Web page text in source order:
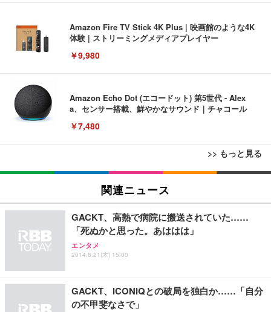
Amazon Fire TV Stick 4K Plus | 映画館のような4K
体験 | ストリーミングメディアプレイヤー
￥9,980
Amazon Echo Dot (エコードット) 第5世代 - Alex
a、センサー搭載、鮮やかなサウンド｜チャコール
￥7,480
>> もっと見る
[EdoErgo] オフィスチェア 椅子 テレワーク 疲れな
い 跳ね上げ式アームレスト コンパクト 約105度ロッ
キング pc 事務椅子 360度回転 座面昇降 強化ナイロ
ン樹脂ベース 通気性メッシュ 在宅ワーク H-WY01
(黒網+黒枠+黒足)
￥5,699
SIHOO B100 オフィスチェア／デスクチェア メッシ
EIZO ビジネス向けプレミアムモニター | FlexScan
EV3240X-WT | 31.5型4K UHD・USB Type-C・ホワ
￥105,595
EIZO ビジネス向けプレミアムモニター | FlexScan
EV2740X-WT | 27.0型4K UHD・USB Type-C・ホワ
￥109,572
Amazonベーシック ペットシーツ 薄型 レギュラー 1
回使い捨て 無香料 ホワイト 300枚
Amazonベーシック ペットシーツ 厚型 ワイド 42枚
関連ニュース
GACKT、高熱で病院に搬送されていた……
「死ぬかと思った。あははは」
エンタメ
2014.8.21(木) 15:00
GACKT、ICONIQとの破局を独白か……「自分
の不甲斐なさで」